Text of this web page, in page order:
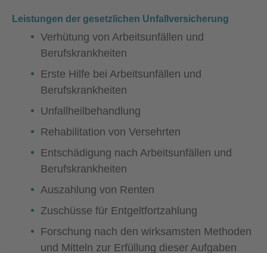
Leistungen der gesetzlichen Unfallversicherung
Verhütung von Arbeitsunfällen und
Berufskrankheiten
Erste Hilfe bei Arbeitsunfällen und
Berufskrankheiten
Unfallheilbehandlung
Rehabilitation von Versehrten
Entschädigung nach Arbeitsunfällen und
Berufskrankheiten
Auszahlung von Renten
Zuschüsse für Entgeltfortzahlung
Forschung nach den wirksamsten Methoden
und Mitteln zur Erfüllung dieser Aufgaben